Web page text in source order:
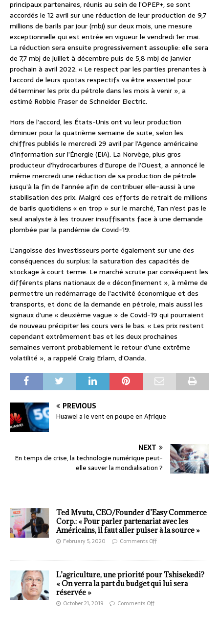
principaux partenaires, réunis au sein de l’OPEP+, se sont
accordés le 12 avril sur une réduction de leur production de 9,7
millions de barils par jour (mbj) sur deux mois, une mesure
exceptionnelle qui est entrée en vigueur le vendredi 1er mai.
La réduction sera ensuite progressivement assouplie: elle sera
de 7,7 mbj de juillet à décembre puis de 5,8 mbj de janvier
prochain à avril 2022. « Le respect par les parties prenantes à
l’accord de leurs quotas respectifs va être essentiel pour
déterminer les prix du pétrole dans les mois à venir », a
estimé Robbie Fraser de Schneider Electric.
Hors de l’accord, les États-Unis ont vu leur production
diminuer pour la quatrième semaine de suite, selon les
chiffres publiés le mercredi 29 avril par l’Agence américaine
d’information sur l’Énergie (EIA). La Norvège, plus gros
producteur d’hydrocarbures d’Europe de l’Ouest, a annoncé le
même mercredi une réduction de sa production de pétrole
jusqu’à la fin de l’année afin de contribuer elle-aussi à une
stabilisation des prix. Malgré ces efforts de retrait de millions
de barils quotidiens « en trop » sur le marché, Tan n’est pas le
seul analyste à les trouver insuffisants face à une demande
plombée par la pandémie de Covid-19.
L’angoisse des investisseurs porte également sur une des
conséquences du surplus: la saturation des capacités de
stockage à court terme. Le marché scrute par conséquent les
différents plans nationaux de « déconfinement », à même de
permettre un redémarrage de l’activité économique et des
transports, et donc de la demande en pétrole, mais aussi les
signaux d’une « deuxième vague » de Covid-19 qui pourraient
de nouveau précipiter les cours vers le bas. « Les prix restent
cependant extrêmement bas et les deux prochaines
semaines verront probablement le retour d’une extrême
volatilité », a rappelé Craig Erlam, d’Oanda.
PREVIOUS
Huawei a le vent en poupe en Afrique
NEXT
En temps de crise, la technologie numérique peut-
elle sauver la mondialisation ?
Ted Mvutu, CEO/Founder d’Easy Commerce
Corp.: « Pour parler partenariat avec les
Américains, il faut aller puiser à la source »
February 5, 2020 Comments Off
L’agriculture, une priorité pour Tshisekedi?
« On verra la part du budget qui lui sera
réservée »
October 21, 2019 Comments Off